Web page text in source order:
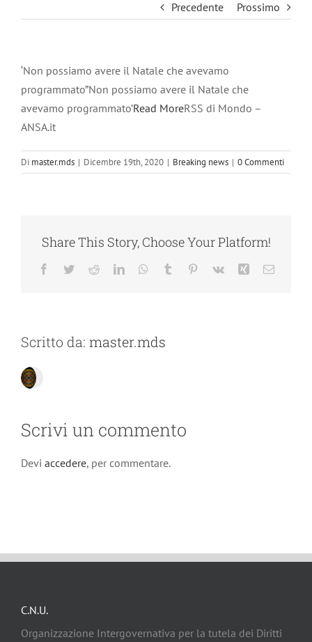
Precedente Prossimo
‘Non possiamo avere il Natale che avevamo
programmato”Non possiamo avere il Natale che
avevamo programmato’Read MoreRSS di Mondo –
ANSA.it
Di master.mds | Dicembre 19th, 2020 | Breaking news | 0 Commenti
Share This Story, Choose Your Platform!
Facebook
TwitterRedditLinkedInWhatsApp
Tumblr Pinterest
Vk Xing Email
Scritto da: master.mds
Scrivi un commento
Devi accedere, per commentare.
C.N.U.
Organizzazione Intergovernativa per la tutela dei Diritti